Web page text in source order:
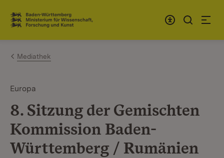
Zum Inhalt springen
Link zur Startseite
Mediathek
Europa
8. Sitzung der Gemischten
Kommission Baden-
Württemberg / Rumänien